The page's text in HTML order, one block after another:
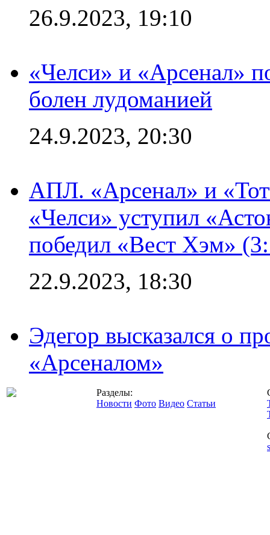
26.9.2023, 19:10
«Челси» и «Арсенал»
болен лудоманией
24.9.2023, 20:30
АПЛ. «Арсенал» и
«Челси» уступил
победил «Вест Хэм»
22.9.2023, 18:30
Эдегор высказался о
«Арсеналом»
Разделы:
Новости Фото Видео Статьи